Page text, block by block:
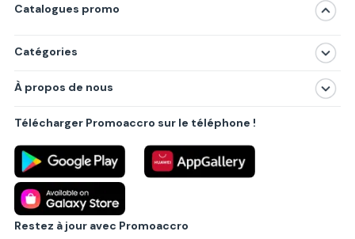
Catalogues promo
Catégories
Produits
Villes principales
À propos de nous
Politique de confidentialité
Règlements
Partenariat B2B
Blog
Contact
Télécharger Promoaccro sur le téléphone !
Restez à jour avec Promoaccro